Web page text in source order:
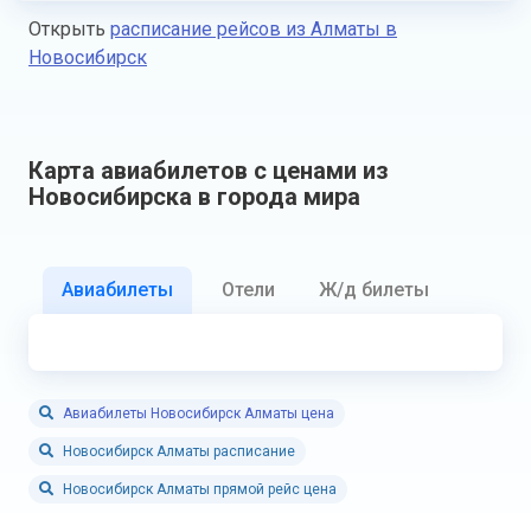
Открыть расписание рейсов из Алматы в
Новосибирск
Карта авиабилетов с ценами из
Новосибирска в города мира
Авиабилеты Отели Ж/д билеты
Авиабилеты Новосибирск Алматы цена
Новосибирск Алматы расписание
Новосибирск Алматы прямой рейс цена